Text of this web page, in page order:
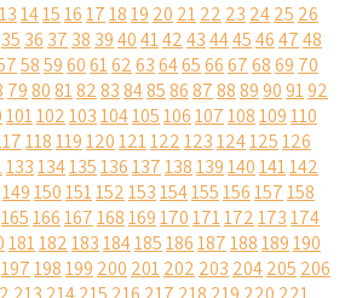
13141516171819 20 2122 23 2425 26
35 36 37 38 39404142434445464748
585960616263646566676869 70
7980818283848586878889909192
101102103104105106107108109110
118119120121122123124125126
133134135136137138139140141142
149150151152153154155156157158
165166167168169170171172173174
181182183184185186187188189190
197198199 200 201202 203 204205 206